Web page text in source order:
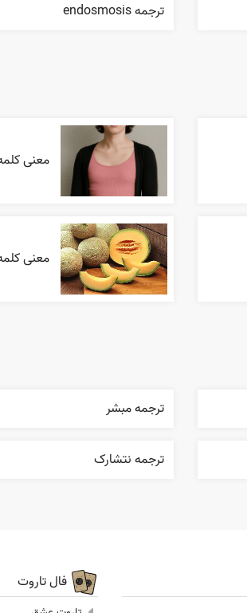
ترجمه endosmosis
معنی
معنی
ترجمه مبشر
ترجمه نتشارک
فال تاروت